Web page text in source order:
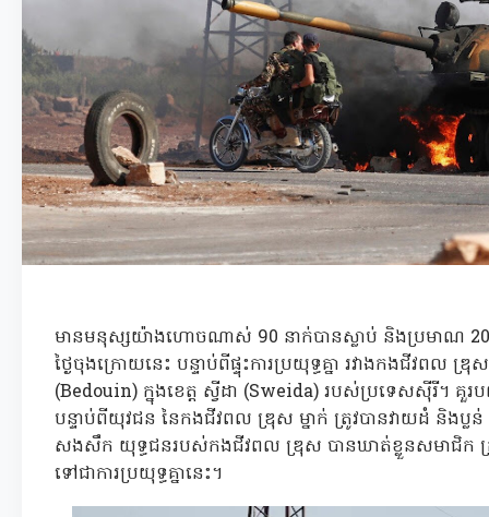
មានមនុស្សយ៉ាងហោចណាស់ 90 នាក់បានស្លាប់ និងប្រមាណ
ថ្ងៃចុងក្រោយនេះ បន្ទាប់ពីផ្ទុះការប្រយុទ្ធគ្នា រវាងកងជីវពល
(Bedouin) ក្នុងខេត្ត ស្វីដា (Sweida) របស់ប្រទេសស៊ីរី។ គួរប
បន្ទាប់ពីយុវជន នៃកងជីវពល ឌ្រុស ម្នាក់ ត្រូវបានវាយដំ និងប្
សងសឹក យុទ្ធជនរបស់កងជីវពល ឌ្រុស បានឃាត់ខ្លួនសមាជិក ក្
ទៅជាការប្រយុទ្ធគ្នានេះ។